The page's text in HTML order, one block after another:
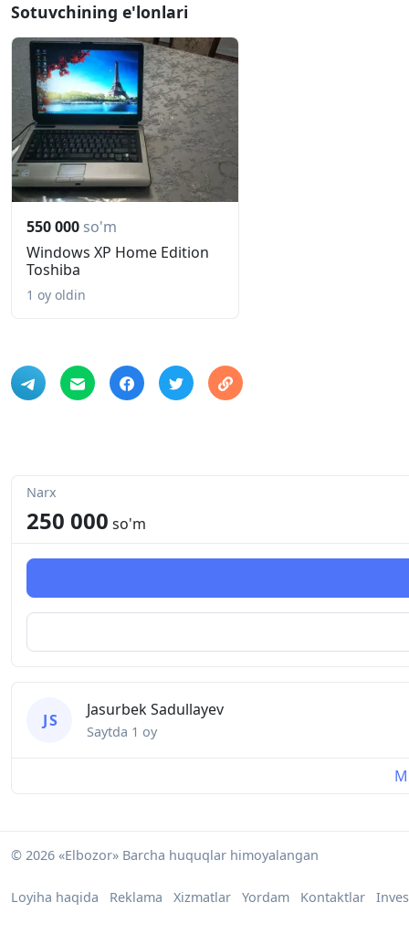
Sotuvchining e'lonlari
550 000 so'm
Windows XP Home Edition
Toshiba
1 oy oldin
Narx
250 000 so'm
J S
Jasurbek Sadullayev
Saytda 1 oy
© 2026 «Elbozor» Barcha huquqlar himoyalangan
Loyiha haqida Reklama Xizmatlar Yordam Kontaktlar